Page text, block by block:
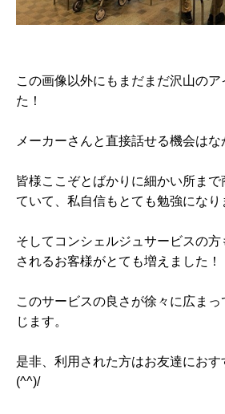
この画像以外にもまだまだ沢山の
た！
メーカーさんと直接話せる機会はな
皆様ここぞとばかりに細かい所ま
ていて、私自信もとても勉強になり
そしてコンシェルジュサービスの方
されるお客様がとても増えました！
このサービスの良さが徐々に広ま
じます。
是非、利用された方はお友達にお
(^^)/